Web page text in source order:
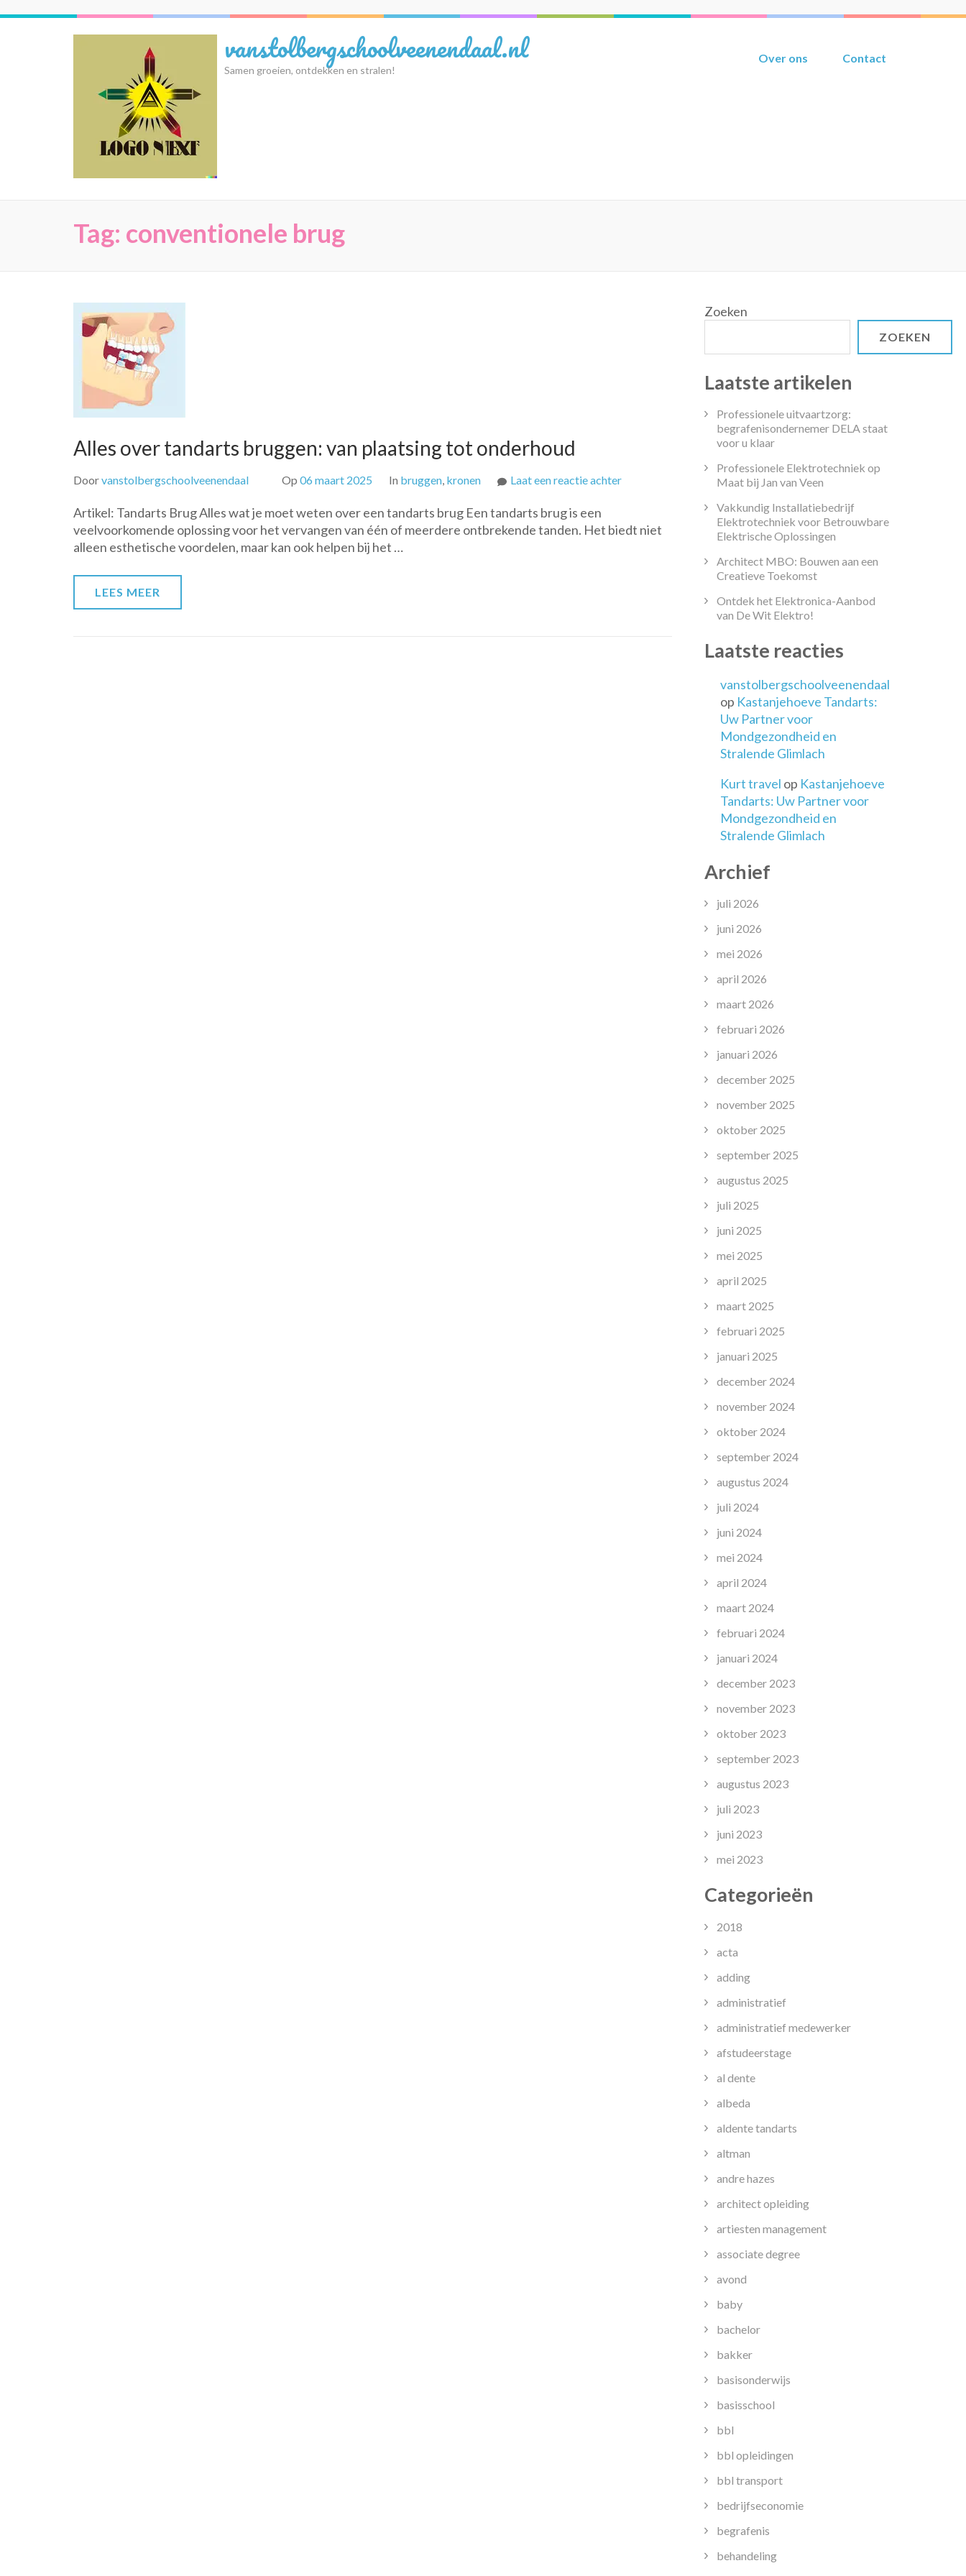
vanstolbergschoolveenendaal.nl
Samen groeien, ontdekken en stralen!
Over ons Contact
Tag: conventionele brug
Alles over tandarts bruggen: van plaatsing tot onderhoud
Doorvanstolbergschoolveenendaal Op 06 maart 2025 In bruggen, kronen Laat een reactie achterop
tandarts
Artikel: Tandarts Brug Alles wat je moet weten over een tandarts brug Een tandarts brug is een
veelvoorkomende oplossing voor het vervangen van één of meerdere ontbrekende tanden. Het biedt niet
alleen esthetische voordelen, maar kan ook helpen bij het …
LEES MEER
Zoeken
ZOEKEN
Laatste artikelen
Professionele uitvaartzorg:
begrafenisondernemer DELA staat
voor u klaar
Professionele Elektrotechniek op
Maat bij Jan van Veen
Vakkundig Installatiebedrijf
Elektrotechniek voor Betrouwbare
Elektrische Oplossingen
Architect MBO: Bouwen aan een
Creatieve Toekomst
Ontdek het Elektronica-Aanbod
van De Wit Elektro!
Laatste reacties
vanstolbergschoolveenendaal
op Kastanjehoeve Tandarts:
Uw Partner voor
Mondgezondheid en
Stralende Glimlach
Kurt travel op Kastanjehoeve
Tandarts: Uw Partner voor
Mondgezondheid en
Stralende Glimlach
Archief
juli 2026
juni 2026
mei 2026
april 2026
maart 2026
februari 2026
januari 2026
december 2025
november 2025
oktober 2025
september 2025
augustus 2025
juli 2025
juni 2025
mei 2025
april 2025
maart 2025
februari 2025
januari 2025
december 2024
november 2024
oktober 2024
september 2024
augustus 2024
juli 2024
juni 2024
mei 2024
april 2024
maart 2024
februari 2024
januari 2024
december 2023
november 2023
oktober 2023
september 2023
augustus 2023
juli 2023
juni 2023
mei 2023
Categorieën
2018
acta
adding
administratief
administratief medewerker
afstudeerstage
al dente
albeda
aldente tandarts
altman
andre hazes
architect opleiding
artiesten management
associate degree
avond
baby
bachelor
bakker
basisonderwijs
basisschool
bbl
bbl opleidingen
bbl transport
bedrijfseconomie
begrafenis
behandeling